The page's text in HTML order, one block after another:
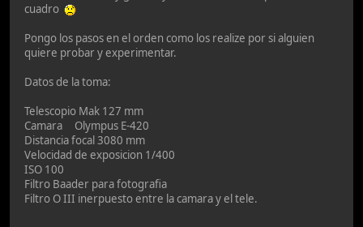
cuadro
Pongo los pasos en el orden como los realize por si alguien
quiere probar y experimentar.
Datos de la toma:
Telescopio Mak 127 mm
Camara Olympus E-420
Distancia focal 3080 mm
Velocidad de exposicion 1/400
ISO 100
Filtro Baader para fotografia
Filtro O III inerpuesto entre la camara y el tele.